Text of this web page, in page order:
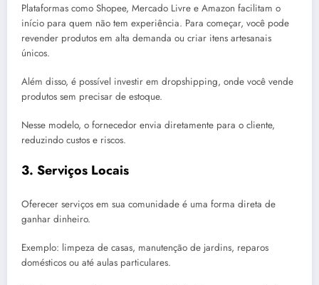
Plataformas como Shopee, Mercado Livre e Amazon facilitam o
início para quem não tem experiência. Para começar, você pode
revender produtos em alta demanda ou criar itens artesanais
únicos.
Além disso, é possível investir em dropshipping, onde você vende
produtos sem precisar de estoque.
Nesse modelo, o fornecedor envia diretamente para o cliente,
reduzindo custos e riscos.
3. Serviços Locais
Oferecer serviços em sua comunidade é uma forma direta de
ganhar dinheiro.
Exemplo: limpeza de casas, manutenção de jardins, reparos
domésticos ou até aulas particulares.